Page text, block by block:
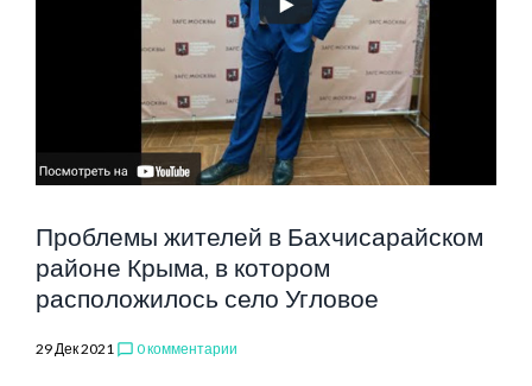
Проблемы жителей в Бахчисарайском
районе Крыма, в котором
расположилось село Угловое
29 Дек 2021 chat_bubble_outline 0 комментарии